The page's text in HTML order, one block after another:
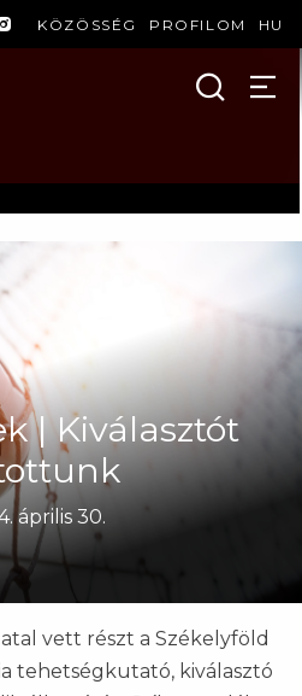
KÖZÖSSÉG PROFILOM HU
| Kiválasztót
április 30.
vett részt a Székelyföld
tehetségkutató, kiválasztó